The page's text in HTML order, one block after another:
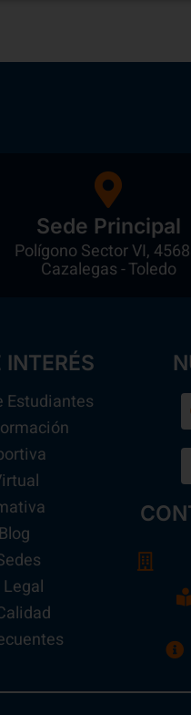
Sede Principal
Polígono Sector VI,
Cazalegas - Toledo
INTERÉS
Estudiantes